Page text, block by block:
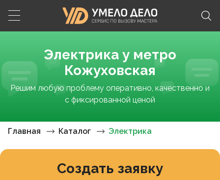
Электрика у метро
Кожуховская
Решим любую проблему оперативно, качественно и
с фиксированной ценой
Главная Каталог Электрика
Создать заявку